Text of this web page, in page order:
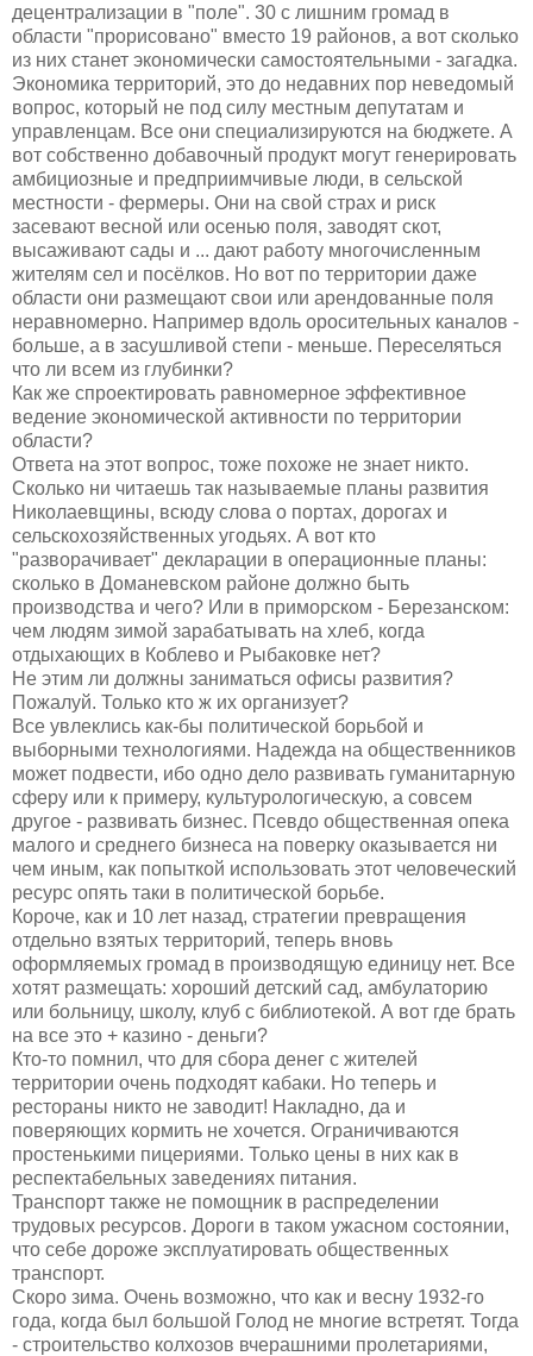
децентрализации в "поле". 30 с лишним громад в
области "прорисовано" вместо 19 районов, а вот сколько
из них станет экономически самостоятельными - загадка.
Экономика территорий, это до недавних пор неведомый
вопрос, который не под силу местным депутатам и
управленцам. Все они специализируются на бюджете. А
вот собственно добавочный продукт могут генерировать
амбициозные и предприимчивые люди, в сельской
местности - фермеры. Они на свой страх и риск
засевают весной или осенью поля, заводят скот,
высаживают сады и ... дают работу многочисленным
жителям сел и посёлков. Но вот по территории даже
области они размещают свои или арендованные поля
неравномерно. Например вдоль оросительных каналов -
больше, а в засушливой степи - меньше. Переселяться
что ли всем из глубинки?
Как же спроектировать равномерное эффективное
ведение экономической активности по территории
области?
Ответа на этот вопрос, тоже похоже не знает никто.
Сколько ни читаешь так называемые планы развития
Николаевщины, всюду слова о портах, дорогах и
сельскохозяйственных угодьях. А вот кто
"разворачивает" декларации в операционные планы:
сколько в Доманевском районе должно быть
производства и чего? Или в приморском - Березанском:
чем людям зимой зарабатывать на хлеб, когда
отдыхающих в Коблево и Рыбаковке нет?
Не этим ли должны заниматься офисы развития?
Пожалуй. Только кто ж их организует?
Все увлеклись как-бы политической борьбой и
выборными технологиями. Надежда на общественников
может подвести, ибо одно дело развивать гуманитарную
сферу или к примеру, культурологическую, а совсем
другое - развивать бизнес. Псевдо общественная опека
малого и среднего бизнеса на поверку оказывается ни
чем иным, как попыткой использовать этот человеческий
ресурс опять таки в политической борьбе.
Короче, как и 10 лет назад, стратегии превращения
отдельно взятых территорий, теперь вновь
оформляемых громад в производящую единицу нет. Все
хотят размещать: хороший детский сад, амбулаторию
или больницу, школу, клуб с библиотекой. А вот где брать
на все это + казино - деньги?
Кто-то помнил, что для сбора денег с жителей
территории очень подходят кабаки. Но теперь и
рестораны никто не заводит! Накладно, да и
поверяющих кормить не хочется. Ограничиваются
простенькими пицериями. Только цены в них как в
респектабельных заведениях питания.
Транспорт также не помощник в распределении
трудовых ресурсов. Дороги в таком ужасном состоянии,
что себе дороже эксплуатировать общественных
транспорт.
Скоро зима. Очень возможно, что как и весну 1932-го
года, когда был большой Голод не многие встретят. Тогда
- строительство колхозов вчерашними пролетариями,